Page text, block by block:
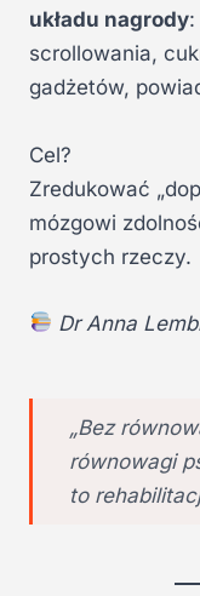
układu nagrody:
scrollowania,
gadżetów,
Cel?
Zredukować
mózgowi
prostych rzeczy.
Dr Anna
„Bez
równowagi
to